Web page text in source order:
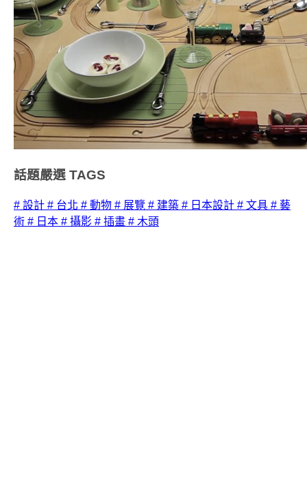
話題嚴選 TAGS
# 設計 # 台北 # 動物 # 展覽 # 建築 # 日本設計 # 文具 # 藝
術 # 日本 # 攝影 # 插畫 # 木頭